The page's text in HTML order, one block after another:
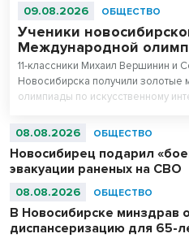
09.08.2026 ОБЩЕСТВО
Ученики
Международной
11-классники Михаил Вершинин и
Новосибирска получили
олимпиады по искусственному
абсолютными чемпионами
08.08.2026 ОБЩЕСТВО
Новосибирец подарил
эвакуации раненых на СВО
08.08.2026 ОБЩЕСТВО
В Новосибирске минздрав
диспансеризацию для 65-